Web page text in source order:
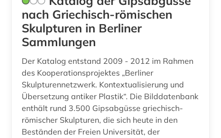
nach Griechisch-römischen
Skulpturen in Berliner
Sammlungen
Der Katalog entstand 2009 - 2012 im Rahmen
des Kooperationsprojektes „Berliner
Skulpturennetzwerk. Kontextualisierung und
Übersetzung antiker Plastik“. Die Bilddatenbank
enthält rund 3.500 Gipsabgüsse griechisch-
römischer Skulpturen, die sich heute in den
Beständen der Freien Universität, der